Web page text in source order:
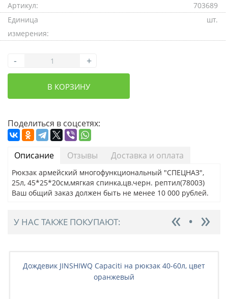
Артикул:
703689
Единица
измерения:
шт.
- +
В КОРЗИНУ
Поделиться в соцсетях:
Описание Отзывы Доставка и оплата
Рюкзак армейский многофункциональный "СПЕЦНАЗ",
25л, 45*25*20см,мягкая спинка,цв.черн. рептил(78003)
Ваш общий заказ должен быть не менее 10 000 рублей.
У НАС ТАКЖЕ ПОКУПАЮТ:
Дождевик JINSHIWQ Capaciti на рюкзак 40-60л, цвет
оранжевый